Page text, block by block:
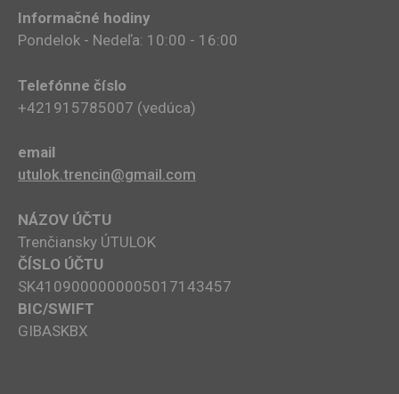
Informačné hodiny
Pondelok - Nedeľa: 10:00 - 16:00
Telefónne číslo
+421915785007​ (vedúca)
email
utulok.trencin@gmail.com
NÁZOV ÚČTU
Trenčiansky ÚTULOK
ČÍSLO ÚČTU
SK4109000000005017143457
BIC/SWIFT
GIBASKBX